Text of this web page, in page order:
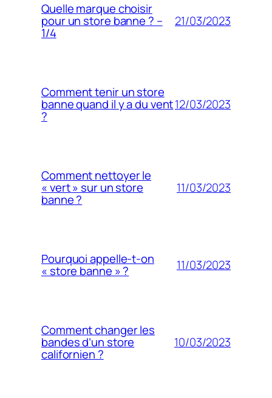
Quelle marque choisir
pour un store banne ? –
1/4
21/03/2023
Comment tenir un store
banne quand il y a du vent
?
12/03/2023
Comment nettoyer le
« vert » sur un store
banne ?
11/03/2023
Pourquoi appelle-t-on
« store banne » ? 11/03/2023
Comment changer les
bandes d’un store
californien ?
10/03/2023